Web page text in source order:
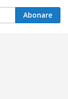
Abonare